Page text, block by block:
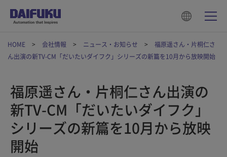
HOME 会社情報 ニュース・お知らせ
福原遥さん・片桐仁さ
ん出演の新TV-CM「だいたいダイフク」シリーズの新篇を10月から放映開始
福原遥さん・片桐仁さん出演の
新TV-CM「だいたいダイフク」
シリーズの新篇を10月から放映
開始